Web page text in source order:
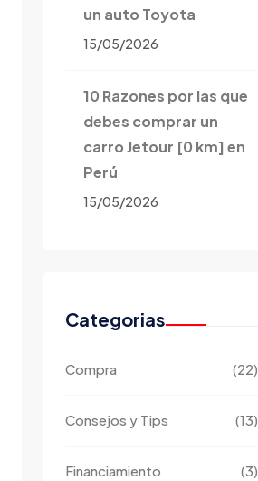
un auto Toyota
15/05/2026
10 Razones por las que
debes comprar un
carro Jetour [0 km] en
Perú
15/05/2026
Categorias
Compra (22)
Consejos y Tips (13)
Financiamiento (3)